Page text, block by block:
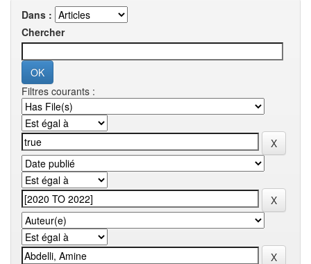
Dans :
Chercher
Filtres courants :